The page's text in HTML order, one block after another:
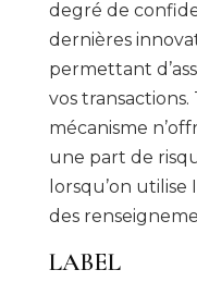
degré de
dernières
permettant
vos
mécanisme
une part de
lorsqu’on
des
LABEL